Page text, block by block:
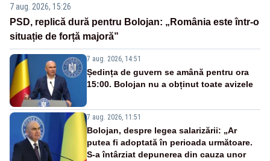
7 aug. 2026, 15:26
PSD, replică dură pentru Bolojan: „România este într-o
situație de forță majoră”
7 aug. 2026, 14:51
Ședința de guvern se amână pentru ora
15:00. Bolojan nu a obținut toate avizele
7 aug. 2026, 11:51
Bolojan, despre legea salarizării: „Ar
putea fi adoptată în perioada următoare.
S-a întârziat depunerea din cauza unor